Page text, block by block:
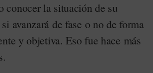
conocer la situación de su
avanzará de fase o no de forma
y objetiva. Eso fue hace más